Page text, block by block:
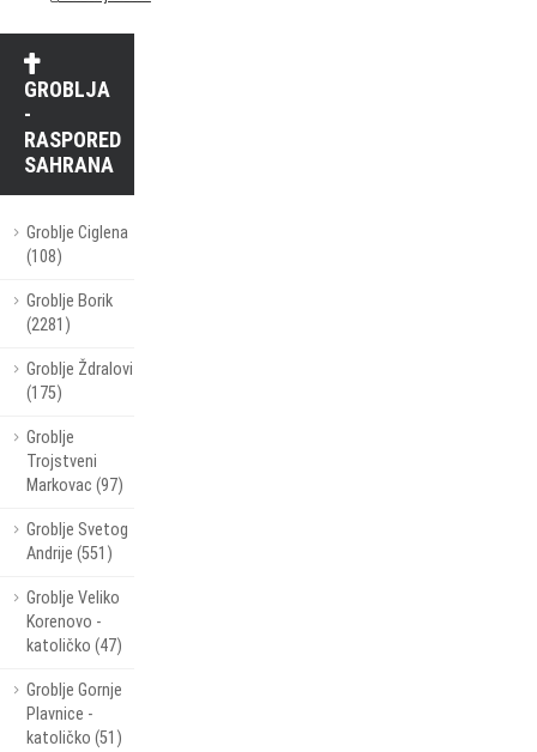
GROBLJA
-
RASPORED
SAHRANA
Groblje Ciglena
(108)
Groblje Borik
(2281)
Groblje Ždralovi
(175)
Groblje
Trojstveni
Markovac (97)
Groblje Svetog
Andrije (551)
Groblje Veliko
Korenovo -
katoličko (47)
Groblje Gornje
Plavnice -
katoličko (51)